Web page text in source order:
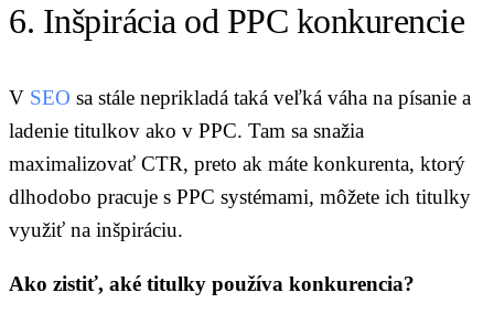
6. Inšpirácia od PPC konkurencie
V SEO sa stále neprikladá taká veľká váha na písanie a
ladenie titulkov ako v PPC. Tam sa snažia
maximalizovať CTR, preto ak máte konkurenta, ktorý
dlhodobo pracuje s PPC systémami, môžete ich titulky
využiť na inšpiráciu.
Ako zistiť, aké titulky používa konkurencia?